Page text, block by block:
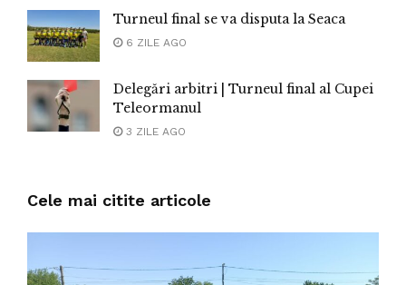
Turneul final se va disputa la Seaca
6 ZILE AGO
Delegări arbitri | Turneul final al Cupei
Teleormanul
3 ZILE AGO
Cele mai citite articole